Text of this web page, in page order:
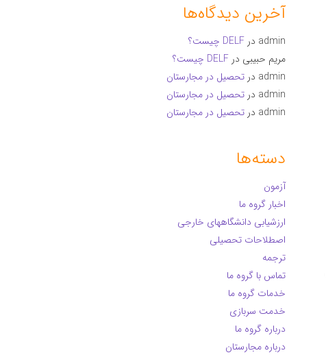
آخرین دیدگاه‌ها
admin در DELF چیست؟
مریم حبیبی در DELF چیست؟
admin در تحصیل در مجارستان
admin در تحصیل در مجارستان
admin در تحصیل در مجارستان
دسته‌ها
آزمون
اخبار گروه ما
ارزشیابی دانشگاههای خارجی
اصطلاحات تحصیلی
ترجمه
تماس با گروه ما
خدمات گروه ما
خدمت سربازی
درباره گروه ما
درباره مجارستان